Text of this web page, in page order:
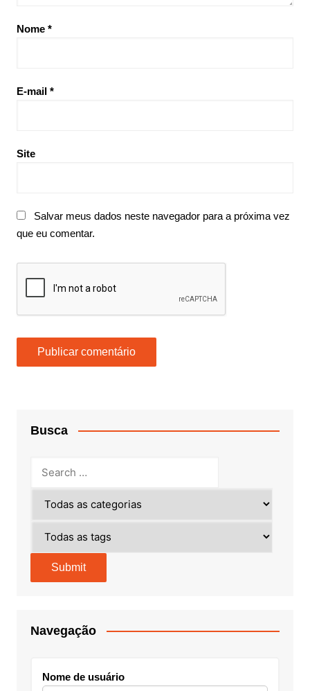
Nome *
E-mail *
Site
Salvar meus dados neste navegador para a próxima vez
que eu comentar.
Busca
Navegação
Nome de usuário